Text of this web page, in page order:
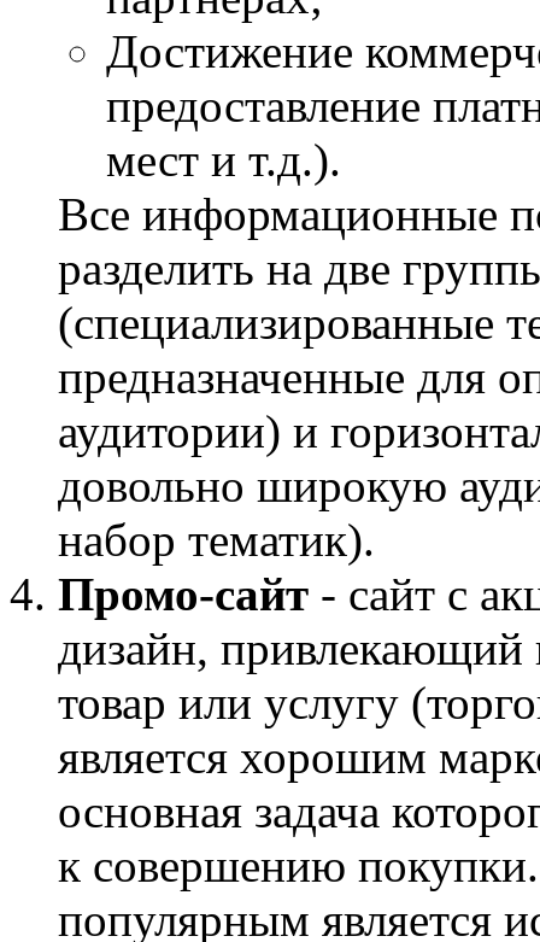
Достижение
предоставление
мест и т.д.).
Все информационные
разделить на две
(специализированные
предназначенные для
аудитории) и
довольно широкую
набор тематик).
Промо-сайт - сайт с
дизайн,
товар или услугу
является хорошим
основная задача
к совершению
популярным является